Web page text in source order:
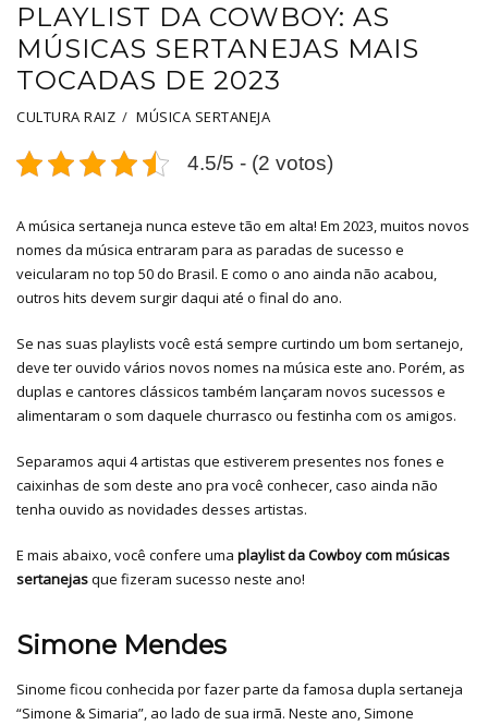
PLAYLIST DA COWBOY: AS
MÚSICAS SERTANEJAS MAIS
TOCADAS DE 2023
CULTURA RAIZ MÚSICA SERTANEJA
4.5/5 - (2 votos)
A música sertaneja nunca esteve tão em alta! Em 2023, muitos novos
nomes da música entraram para as paradas de sucesso e
veicularam no top 50 do Brasil. E como o ano ainda não acabou,
outros hits devem surgir daqui até o final do ano.
Se nas suas playlists você está sempre curtindo um bom sertanejo,
deve ter ouvido vários novos nomes na música este ano. Porém, as
duplas e cantores clássicos também lançaram novos sucessos e
alimentaram o som daquele churrasco ou festinha com os amigos.
Separamos aqui 4 artistas que estiverem presentes nos fones e
caixinhas de som deste ano pra você conhecer, caso ainda não
tenha ouvido as novidades desses artistas.
E mais abaixo, você confere uma playlist da Cowboy com músicas
sertanejasque fizeram sucesso neste ano!
Simone Mendes
Sinome ficou conhecida por fazer parte da famosa dupla sertaneja
“Simone & Simaria”, ao lado de sua irmã. Neste ano, Simone